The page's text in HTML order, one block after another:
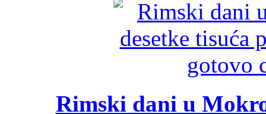
Rimski dani u